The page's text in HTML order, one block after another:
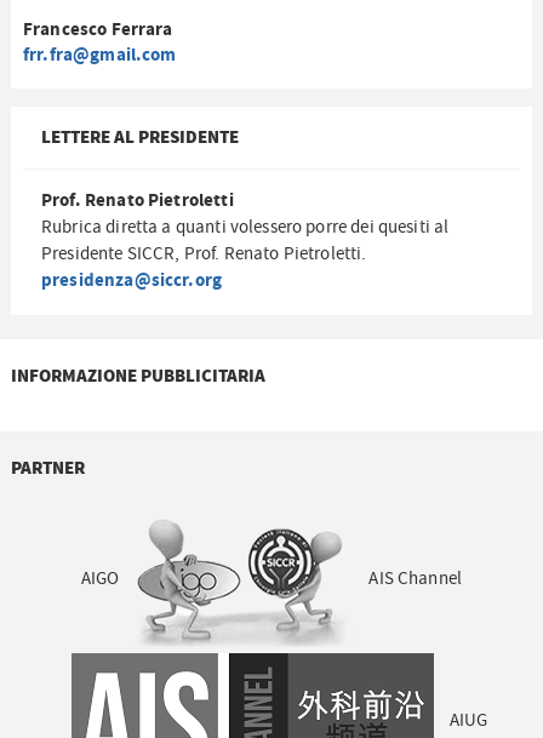
Francesco Ferrara
frr.fra@gmail.com
LETTERE AL PRESIDENTE
Prof. Renato Pietroletti
Rubrica diretta a quanti volessero porre dei quesiti al
Presidente SICCR, Prof. Renato Pietroletti.
presidenza@siccr.org
INFORMAZIONE PUBBLICITARIA
PARTNER
AIGO AIS Channel
AIUG